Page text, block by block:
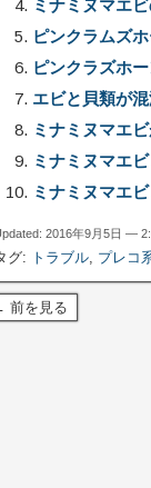
ミナミヌマエ
ピンクラムズ
ピンクラズホ
エビと貝類が
ミナミヌマエ
ミナミヌマエ
ミナミヌマエ
2016年9月5日 —
グ: トラブル, プレコ
前を見る